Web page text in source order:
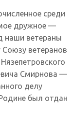
среди
дружное —
наши ветераны
Союзу ветеранов
Смирнова —
делу
был отдан